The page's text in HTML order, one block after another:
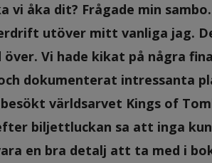
vi åka dit? Frågade min
utöver mitt vanliga jag.
Vi hade kikat på några
dokumenterat intressanta
världsarvet Kings of
biljettluckan sa att inga
en bra detalj att ta med i